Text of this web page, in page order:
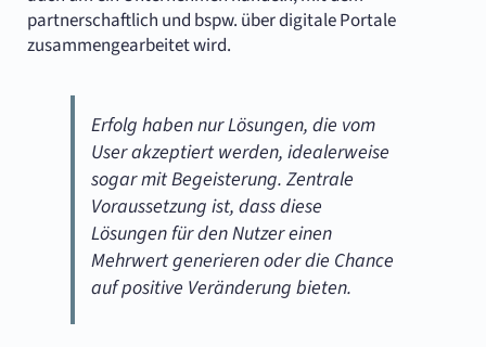
partnerschaftlich und bspw. über digitale Portale
zusammengearbeitet wird.
Erfolg haben nur Lösungen, die vom
User akzeptiert werden, idealerweise
sogar mit Begeisterung. Zentrale
Voraussetzung ist, dass diese
Lösungen für den Nutzer einen
Mehrwert generieren oder die Chance
auf positive Veränderung bieten.